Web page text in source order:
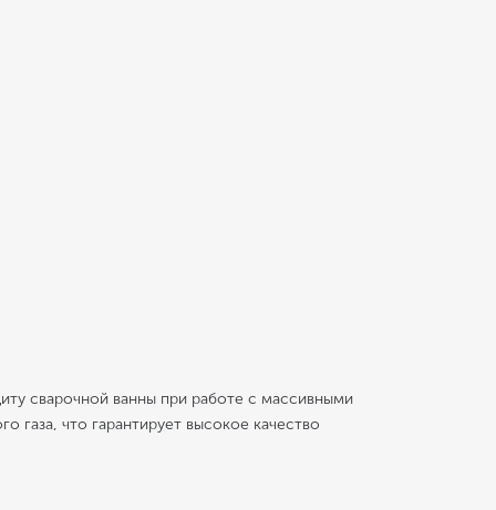
сварочной ванны при работе с массивными
газа, что гарантирует высокое качество